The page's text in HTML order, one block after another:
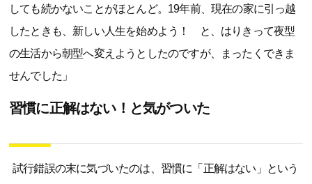
しても続かないことがほとんど。19年前、現在の家に引っ越
したときも、新しい人生を始めよう！ と、はりきって夜型
の生活から朝型へ変えようとしたのですが、まったくできま
せんでした」
習慣に正解はない！と気がついた
試行錯誤の末に気づいたのは、習慣に「正解はない」という